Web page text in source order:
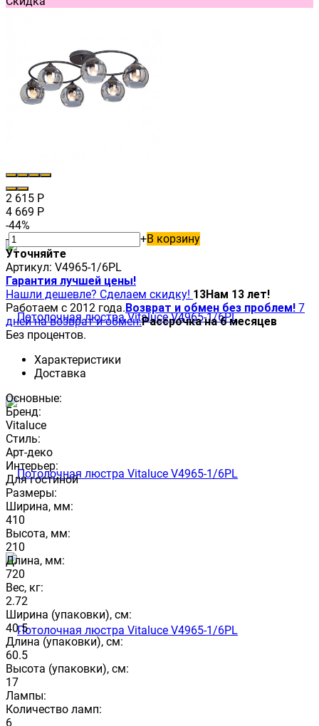
2 615 Р
4 669 Р
-44%
-
+В корзину
Уточняйте
Артикул: V4965-1/6PL
Гарантия лучшей цены!
Нашли дешевле? Сделаем скидку! 13Нам 13 лет!
Работаем с 2012 года.Возврат и обмен без проблем! 7
дней на возврат и обмен.Рассрочка на 6 месяцев
Без процентов.
Характеристики
Доставка
Основные:
Бренд:
Vitaluce
Стиль:
Арт-деко
Интерьер:
Для гостиной
Размеры:
Ширина, мм:
410
Высота, мм:
210
Длина, мм:
720
Вес, кг:
2.72
Ширина (упаковки), см:
40.5
Длина (упаковки), см:
60.5
Высота (упаковки), см:
17
Лампы:
Количество ламп:
6